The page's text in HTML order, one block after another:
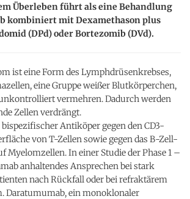
Überleben führt als eine Behandlung
kombiniert mit Dexamethason plus
(DPd) oder Bortezomib (DVd).
ist eine Form des Lymphdrüsenkrebses,
eine Gruppe weißer Blutkörperchen,
vermehren. Dadurch werden
Zellen verdrängt.
Antiköper gegen den CD3-
von T-Zellen sowie gegen das B-Zell-
Myelomzellen. In einer Studie der Phase 1 –
anhaltendes Ansprechen bei stark
nach Rückfall oder bei refraktärem
Daratumumab, ein monoklonaler